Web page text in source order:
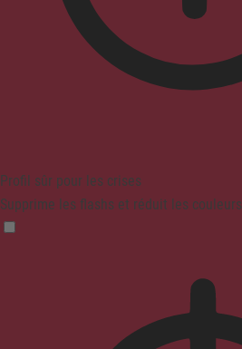
Profil sûr pour les crises
Supprime les flashs et réduit les couleurs